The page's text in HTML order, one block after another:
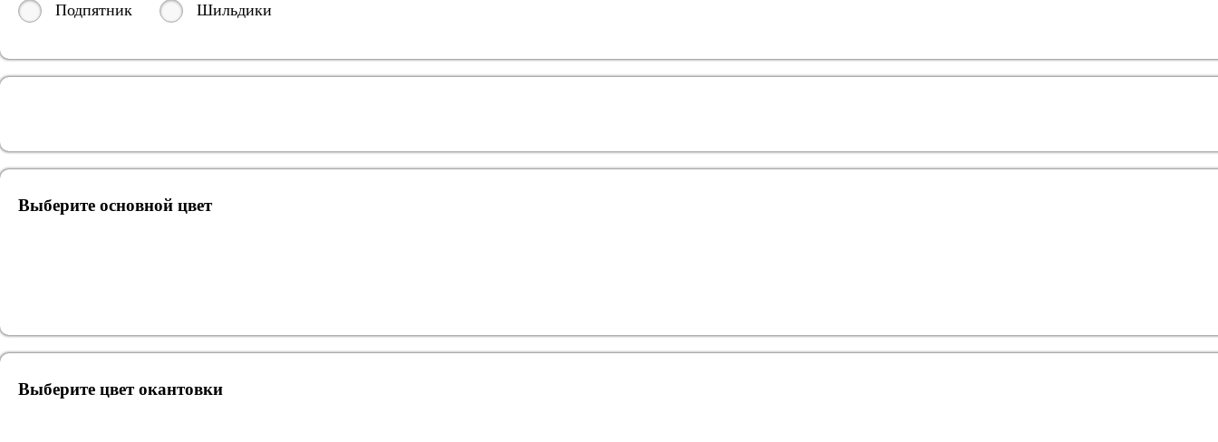
Подпятник Шильдики
Выберите oсновной цвет
Выберите цвет окантовки